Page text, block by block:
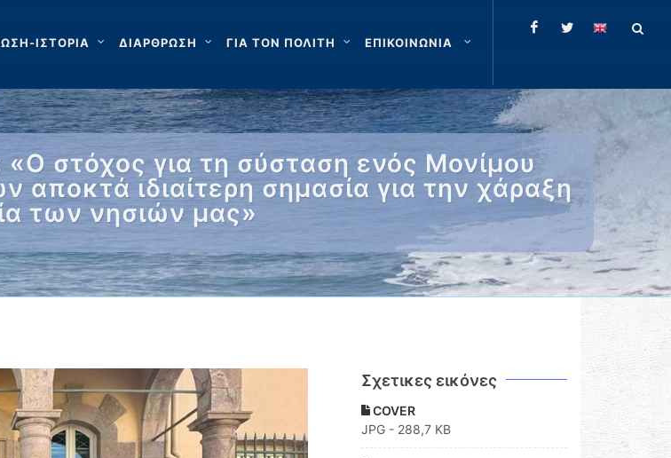
ΙΣΤΟΡΙΑ ΔΙΑΡΘΡΩΣΗ ΓΙΑ ΤΟΝ ΠΟΛΙΤΗ ΕΠΙΚΟΙΝΩΝΙΑ
στόχος για τη σύσταση ενός Μονίμου
αποκτά ιδιαίτερη σημασία για την χάραξη
των νησιών μας»
Σχετικες εικόνες
COVER
JPG - 288,7 KB